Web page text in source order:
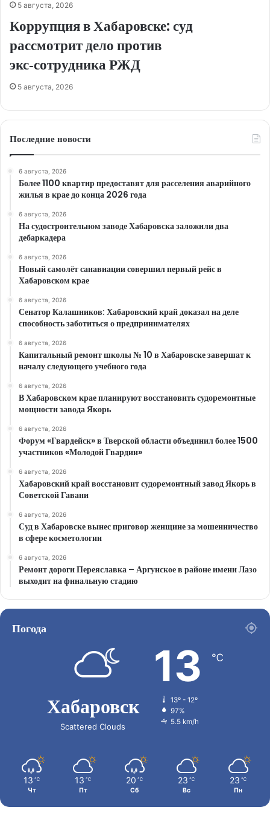
5 августа, 2026
Коррупция в Хабаровске: суд
рассмотрит дело против
экс‑сотрудника РЖД
5 августа, 2026
Последние новости
6 августа, 2026
Более 1100 квартир предоставят для расселения аварийного
жилья в крае до конца 2026 года
6 августа, 2026
На судостроительном заводе Хабаровска заложили два
дебаркадера
6 августа, 2026
Новый самолёт санавиации совершил первый рейс в
Хабаровском крае
6 августа, 2026
Сенатор Калашников: Хабаровский край доказал на деле
способность заботиться о предпринимателях
6 августа, 2026
Капитальный ремонт школы № 10 в Хабаровске завершат к
началу следующего учебного года
6 августа, 2026
В Хабаровском крае планируют восстановить судоремонтные
мощности завода Якорь
6 августа, 2026
Форум «Гвардейск» в Тверской области объединил более 1500
участников «Молодой Гвардии»
6 августа, 2026
Хабаровский край восстановит судоремонтный завод Якорь в
Советской Гавани
6 августа, 2026
Суд в Хабаровске вынес приговор женщине за мошенничество
в сфере косметологии
6 августа, 2026
Ремонт дороги Переяславка – Аргунское в районе имени Лазо
выходит на финальную стадию
Погода
Хабаровск
Scattered Clouds
13 ℃
13º - 12º
97%
5.5 km/h
13 ℃
Чт
13 ℃
Пт
20 ℃
Сб
23 ℃
Вс
23 ℃
Пн